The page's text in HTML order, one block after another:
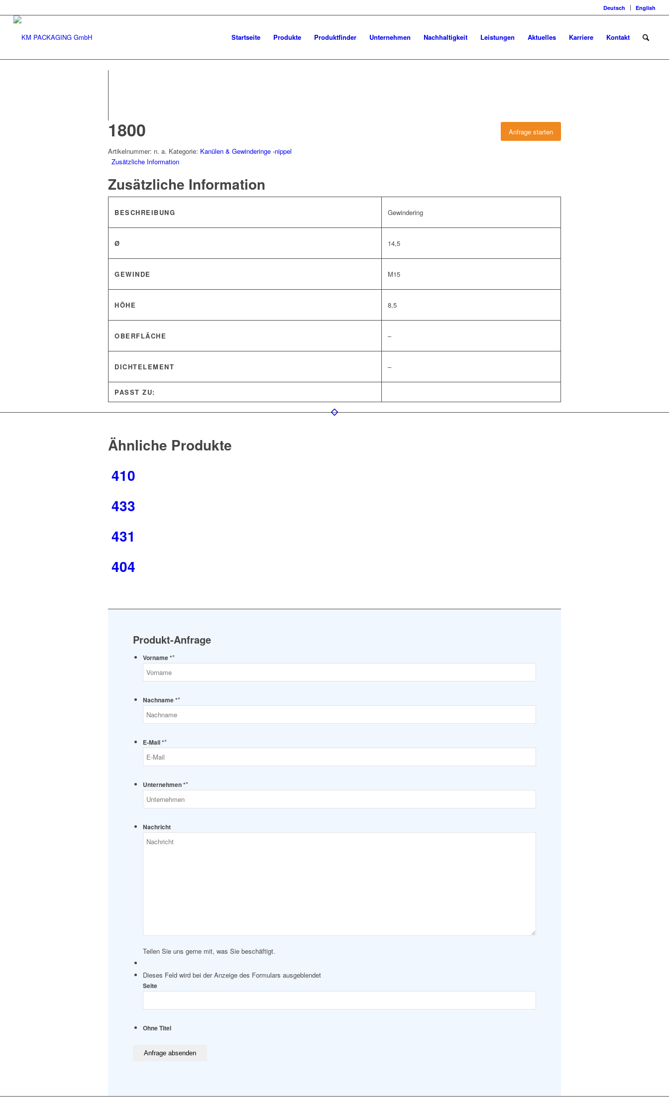
Deutsch English
Startseite Produkte Produktfinder Unternehmen Nachhaltigkeit Leistungen Aktuelles Karriere Kontakt
Anfrage starten
1800
Artikelnummer: n. a. Kategorie: Kanülen & Gewinderinge -nippel
Zusätzliche Information
Zusätzliche Information
BESCHREIBUNG Gewindering
Ø 14,5
GEWINDE M15
HÖHE 8,5
OBERFLÄCHE –
DICHTELEMENT –
PASST ZU:
Ähnliche Produkte
410
433
431
404
Produkt-Anfrage
Vorname **
Nachname **
E-Mail **
Unternehmen **
Nachricht
Teilen Sie uns gerne mit, was Sie beschäftigt.
Dieses Feld wird bei der Anzeige des Formulars ausgeblendet
Seite
Ohne Titel